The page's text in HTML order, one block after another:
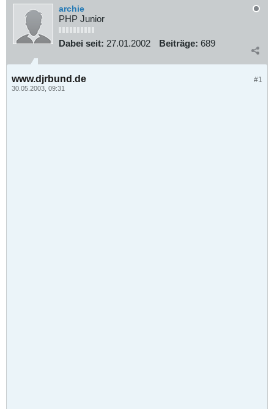
archie
PHP Junior
Dabei seit: 27.01.2002 Beiträge: 689
#1
www.djrbund.de
30.05.2003, 09:31